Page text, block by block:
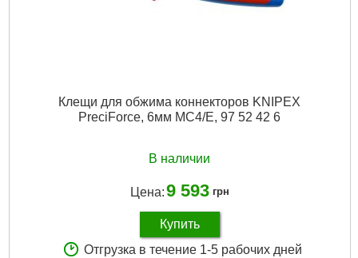
Подробнее...
Клещи для обжима коннекторов KNIPEX
PreciForce, 6мм MC4/E, 97 52 42 6
В наличии
Цена:9 593 грн
Купить
Отгрузка в течение 1-5 рабочих дней